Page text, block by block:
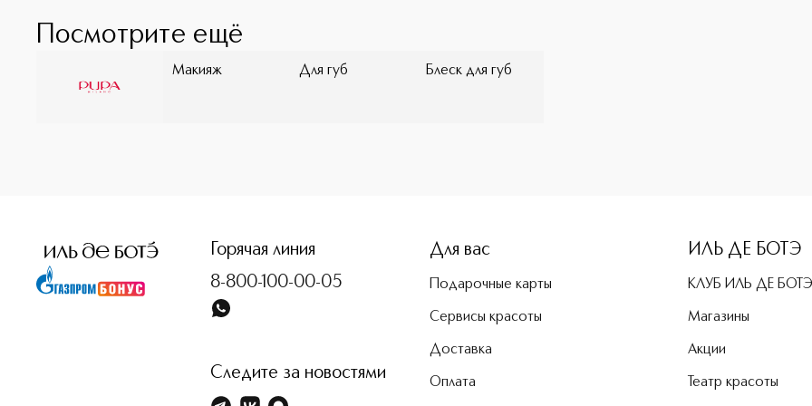
Посмотрите ещё
Макияж Для губ Блеск для губ
Горячая линия
8-800-100-00-05
Следите за новостями
Для вас
Подарочные карты
Сервисы красоты
Доставка
Оплата
ИЛЬ ДЕ БОТЭ
КЛУБ ИЛЬ ДЕ БОТЭ
Магазины
Акции
Театр красоты